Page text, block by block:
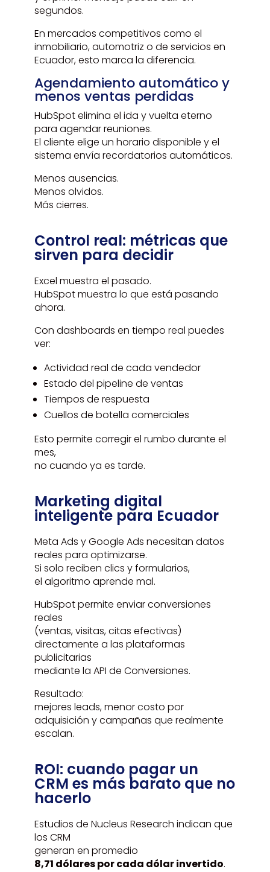
segundos.
En mercados competitivos como el
inmobiliario, automotriz o de servicios en
Ecuador, esto marca la diferencia.
Agendamiento automático y
menos ventas perdidas
HubSpot elimina el ida y vuelta eterno
para agendar reuniones.
El cliente elige un horario disponible y el
sistema envía recordatorios automáticos.
Menos ausencias.
Menos olvidos.
Más cierres.
Control real: métricas que
sirven para decidir
Excel muestra el pasado.
HubSpot muestra lo que está pasando
ahora.
Con dashboards en tiempo real puedes
ver:
Actividad real de cada vendedor
Estado del pipeline de ventas
Tiempos de respuesta
Cuellos de botella comerciales
Esto permite corregir el rumbo durante el
mes,
no cuando ya es tarde.
Marketing digital
inteligente para Ecuador
Meta Ads y Google Ads necesitan datos
reales para optimizarse.
Si solo reciben clics y formularios,
el algoritmo aprende mal.
HubSpot permite enviar conversiones
reales
(ventas, visitas, citas efectivas)
directamente a las plataformas
publicitarias
mediante la API de Conversiones.
Resultado:
mejores leads, menor costo por
adquisición y campañas que realmente
escalan.
ROI: cuando pagar un
CRM es más barato que no
hacerlo
Estudios de Nucleus Research indican que
los CRM
generan en promedio
8,71 dólares por cada dólar invertido.